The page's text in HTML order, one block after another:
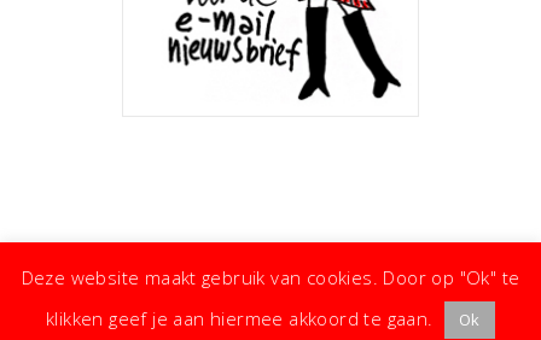
Deze website maakt gebruik van cookies. Door op "Ok" te
klikken geef je aan hiermee akkoord te gaan.
Ok